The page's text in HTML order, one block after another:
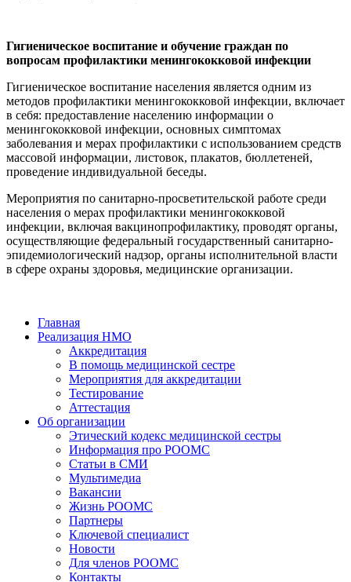
Гигиеническое воспитание и обучение граждан по
вопросам профилактики менингококковой инфекции
Гигиеническое воспитание населения является одним из
методов профилактики менингококковой инфекции, включает
в себя: предоставление населению информации о
менингококковой инфекции, основных симптомах
заболевания и мерах профилактики с использованием средств
массовой информации, листовок, плакатов, бюллетеней,
проведение индивидуальной беседы.
Мероприятия по санитарно-просветительской работе среди
населения о мерах профилактики менингококковой
инфекции, включая вакцинопрофилактику, проводят органы,
осуществляющие федеральный государственный санитарно-
эпидемиологический надзор, органы исполнительной власти
в сфере охраны здоровья, медицинские организации.
Главная
Реализация НМО
Аккредитация
В помощь медицинской сестре
Мероприятия для аккредитации
Тестирование
Аттестация
Об организации
Этический кодекс медицинской сестры
Информация про РООМС
Статьи в СМИ
Мультимедиа
Вакансии
Жизнь РООМС
Партнеры
Ключевой специалист
Новости
Для членов РООМС
Контакты